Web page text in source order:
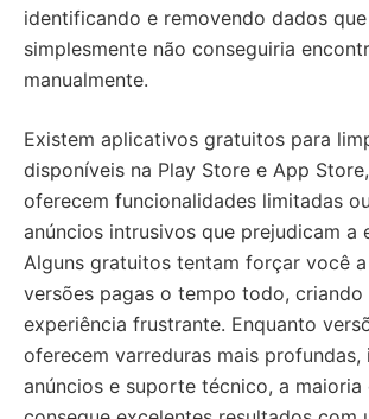
identificando e removendo dados
simplesmente não conseguiria
manualmente.
Existem aplicativos gratuitos para
disponíveis na Play Store e App
oferecem funcionalidades limitadas
anúncios intrusivos que prejudicam a
Alguns gratuitos tentam forçar você
versões pagas o tempo todo, criando
experiência frustrante. Enquanto
oferecem varreduras mais profundas,
anúncios e suporte técnico, a maioria